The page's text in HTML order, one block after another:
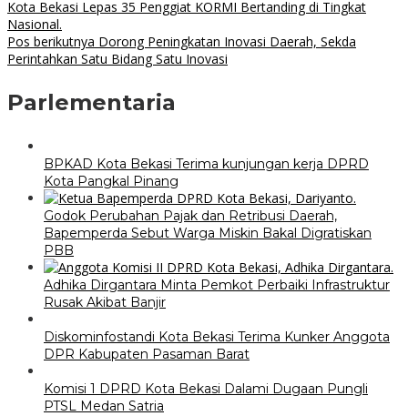
Kota Bekasi Lepas 35 Penggiat KORMI Bertanding di Tingkat
Nasional.
Pos berikutnya Dorong Peningkatan Inovasi Daerah, Sekda
Perintahkan Satu Bidang Satu Inovasi
Parlementaria
BPKAD Kota Bekasi Terima kunjungan kerja DPRD
Kota Pangkal Pinang
Godok Perubahan Pajak dan Retribusi Daerah,
Bapemperda Sebut Warga Miskin Bakal Digratiskan
PBB
Adhika Dirgantara Minta Pemkot Perbaiki Infrastruktur
Rusak Akibat Banjir
Diskominfostandi Kota Bekasi Terima Kunker Anggota
DPR Kabupaten Pasaman Barat
Komisi 1 DPRD Kota Bekasi Dalami Dugaan Pungli
PTSL Medan Satria